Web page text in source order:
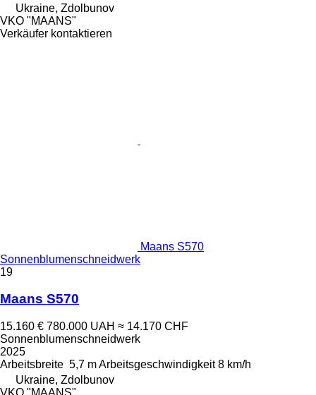
Ukraine, Zdolbunov
VKO "MAANS"
Verkäufer kontaktieren
Maans S570
Sonnenblumenschneidwerk
19
Maans S570
15.160 € 780.000 UAH ≈ 14.170 CHF
Sonnenblumenschneidwerk
2025
Arbeitsbreite 5,7 mArbeitsgeschwindigkeit 8 km/h
Ukraine, Zdolbunov